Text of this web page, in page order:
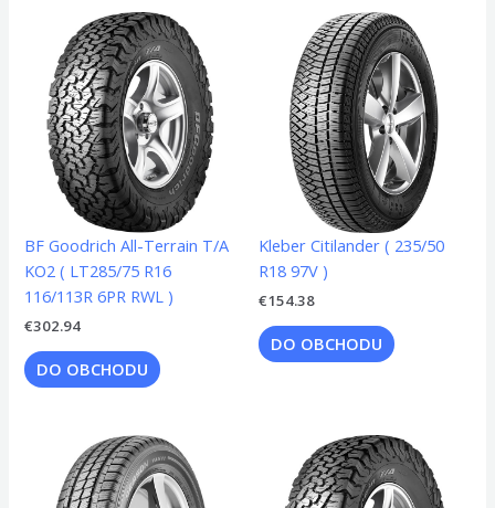
BF Goodrich All-Terrain T/A
KO2 ( LT285/75 R16
116/113R 6PR RWL )
€302.94
DO OBCHODU
Kleber Citilander ( 235/50
R18 97V )
€154.38
DO OBCHODU